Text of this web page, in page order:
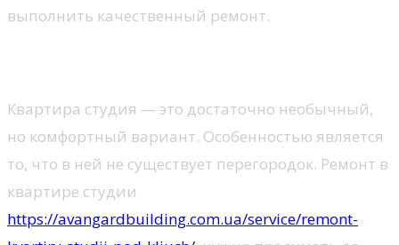
выполнить качественный ремонт.
Квартира студия — это достаточно необычный,
но комфортный вариант. Особенностью является
то, что в ней не существует перегородок. Ремонт в
квартире студии
https://avangardbuilding.com.ua/service/remont-